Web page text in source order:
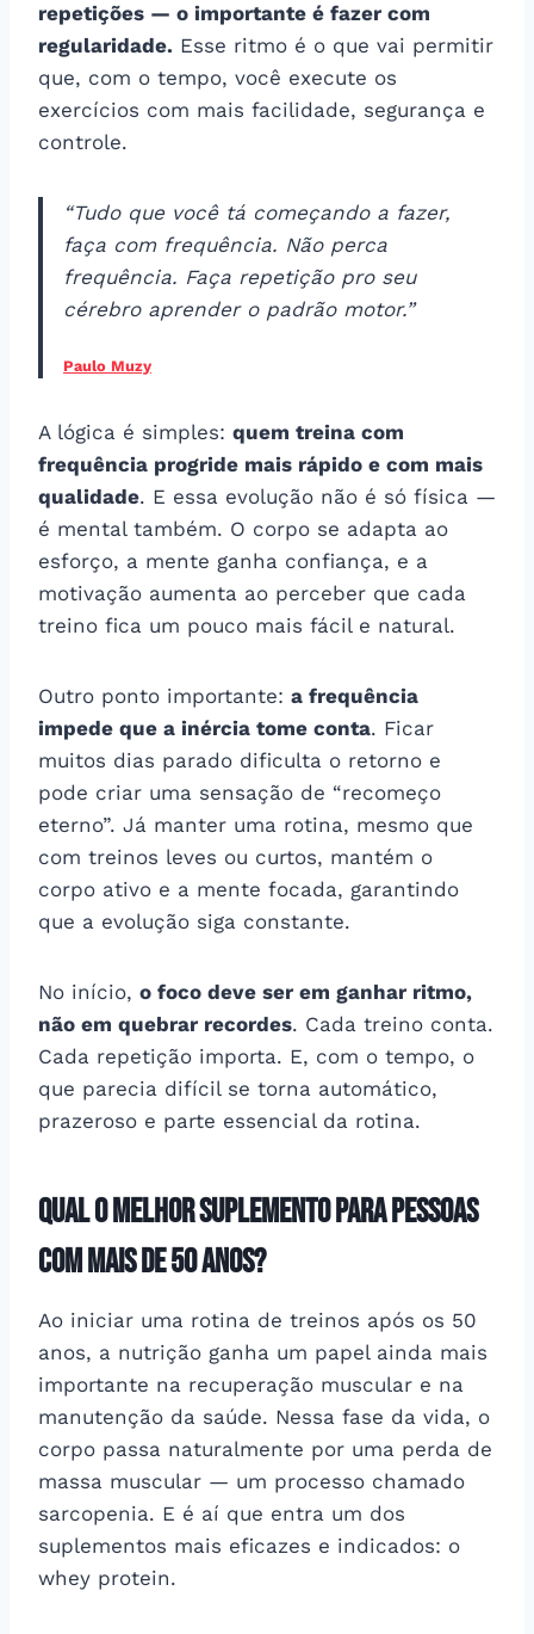
repetições — o importante é fazer com
regularidade. Esse ritmo é o que vai permitir
que, com o tempo, você execute os
exercícios com mais facilidade, segurança e
controle.
“Tudo que você tá começando a fazer,
faça com frequência. Não perca
frequência. Faça repetição pro seu
cérebro aprender o padrão motor.”​
Paulo Muzy
A lógica é simples: quem treina com
frequência progride mais rápido e com mais
qualidade. E essa evolução não é só física —
é mental também. O corpo se adapta ao
esforço, a mente ganha confiança, e a
motivação aumenta ao perceber que cada
treino fica um pouco mais fácil e natural.
Outro ponto importante: a frequência
impede que a inércia tome conta. Ficar
muitos dias parado dificulta o retorno e
pode criar uma sensação de “recomeço
eterno”. Já manter uma rotina, mesmo que
com treinos leves ou curtos, mantém o
corpo ativo e a mente focada, garantindo
que a evolução siga constante.
No início, o foco deve ser em ganhar ritmo,
não em quebrar recordes. Cada treino conta.
Cada repetição importa. E, com o tempo, o
que parecia difícil se torna automático,
prazeroso e parte essencial da rotina.
Qual o melhor suplemento para pessoas
com mais de 50 anos?
Ao iniciar uma rotina de treinos após os 50
anos, a nutrição ganha um papel ainda mais
importante na recuperação muscular e na
manutenção da saúde. Nessa fase da vida, o
corpo passa naturalmente por uma perda de
massa muscular — um processo chamado
sarcopenia. E é aí que entra um dos
suplementos mais eficazes e indicados: o
whey protein.